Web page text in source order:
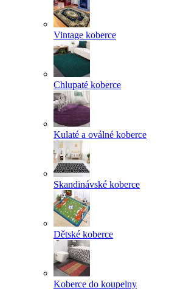
Vintage koberce
Chlupaté koberce
Kulaté a oválné koberce
Skandinávské koberce
Dětské koberce
Koberce do koupelny